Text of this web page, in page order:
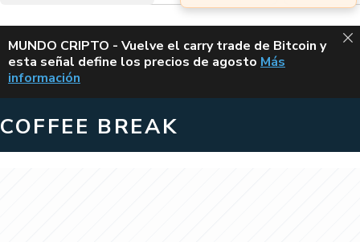
ALERTA
MUNDO CRIPTO - Vuelve el carry trade de Bitcoin y
esta señal define los precios de agosto VUELVE EL
Más
información
COFFEE BREAK